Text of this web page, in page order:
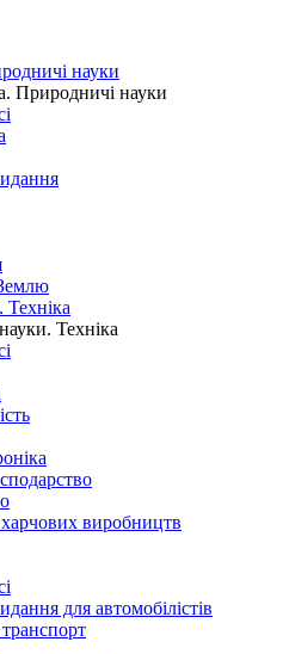
науки
Природничі науки
Техніка
харчових виробництв
для автомобілістів